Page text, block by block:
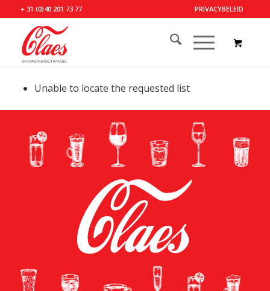
PRIVACYBELEID
+ 31 (0)40 201 73 77
Unable to locate the requested list